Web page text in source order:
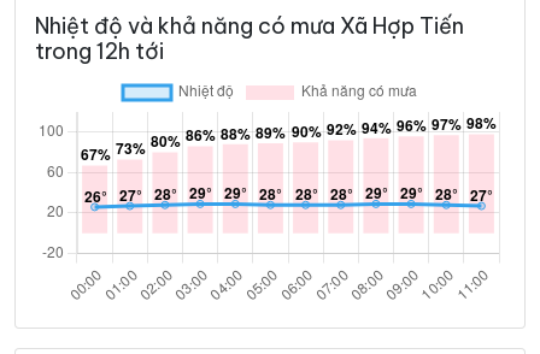
Nhiệt độ và khả năng có mưa Xã Hợp Tiến
trong 12h tới